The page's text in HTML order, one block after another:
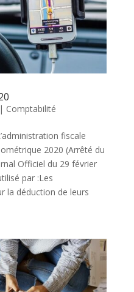
Comptabilité
fiscale
2020 (Arrêté du
Officiel du 29 février
par :Les
la déduction de leurs